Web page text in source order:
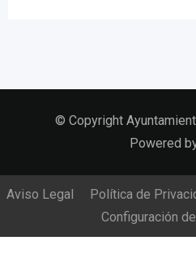
© Copyright
Powered
Aviso Legal Política de
Configuración